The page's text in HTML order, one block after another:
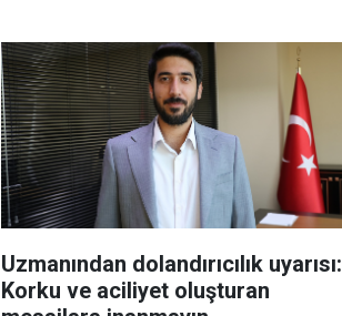
Uzmanından dolandırıcılık uyarısı:
Korku ve aciliyet oluşturan